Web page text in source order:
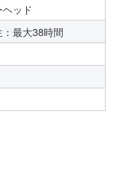
ッド
最大38時間